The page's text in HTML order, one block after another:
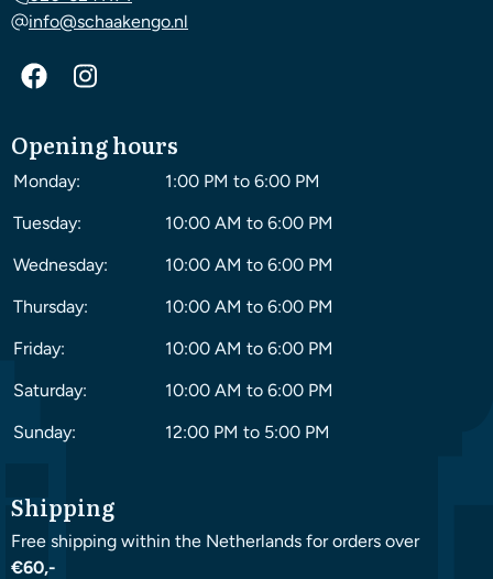
info@schaakengo.nl
Opening hours
Monday:
1:00 PM to 6:00 PM
Tuesday:
10:00 AM to 6:00 PM
Wednesday:
10:00 AM to 6:00 PM
Thursday:
10:00 AM to 6:00 PM
Friday:
10:00 AM to 6:00 PM
Saturday:
10:00 AM to 6:00 PM
Sunday:
12:00 PM to 5:00 PM
Shipping
Free shipping within the Netherlands for orders over
€60,-